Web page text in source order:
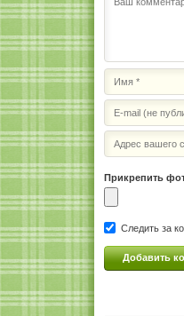
Прикрепить
Следить за